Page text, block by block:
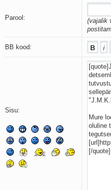
Laul võimalusest
Nii vaikseks kõik
Mis saab sellest
Avanemine
Põhi, lõuna, ida,
Elupõline kaja
Perekondlik
Kassimäng
Läänemere lained
Üle müüri
Valgusemaastikud
Parool:
(vajalik
BB kood:
Sisu: